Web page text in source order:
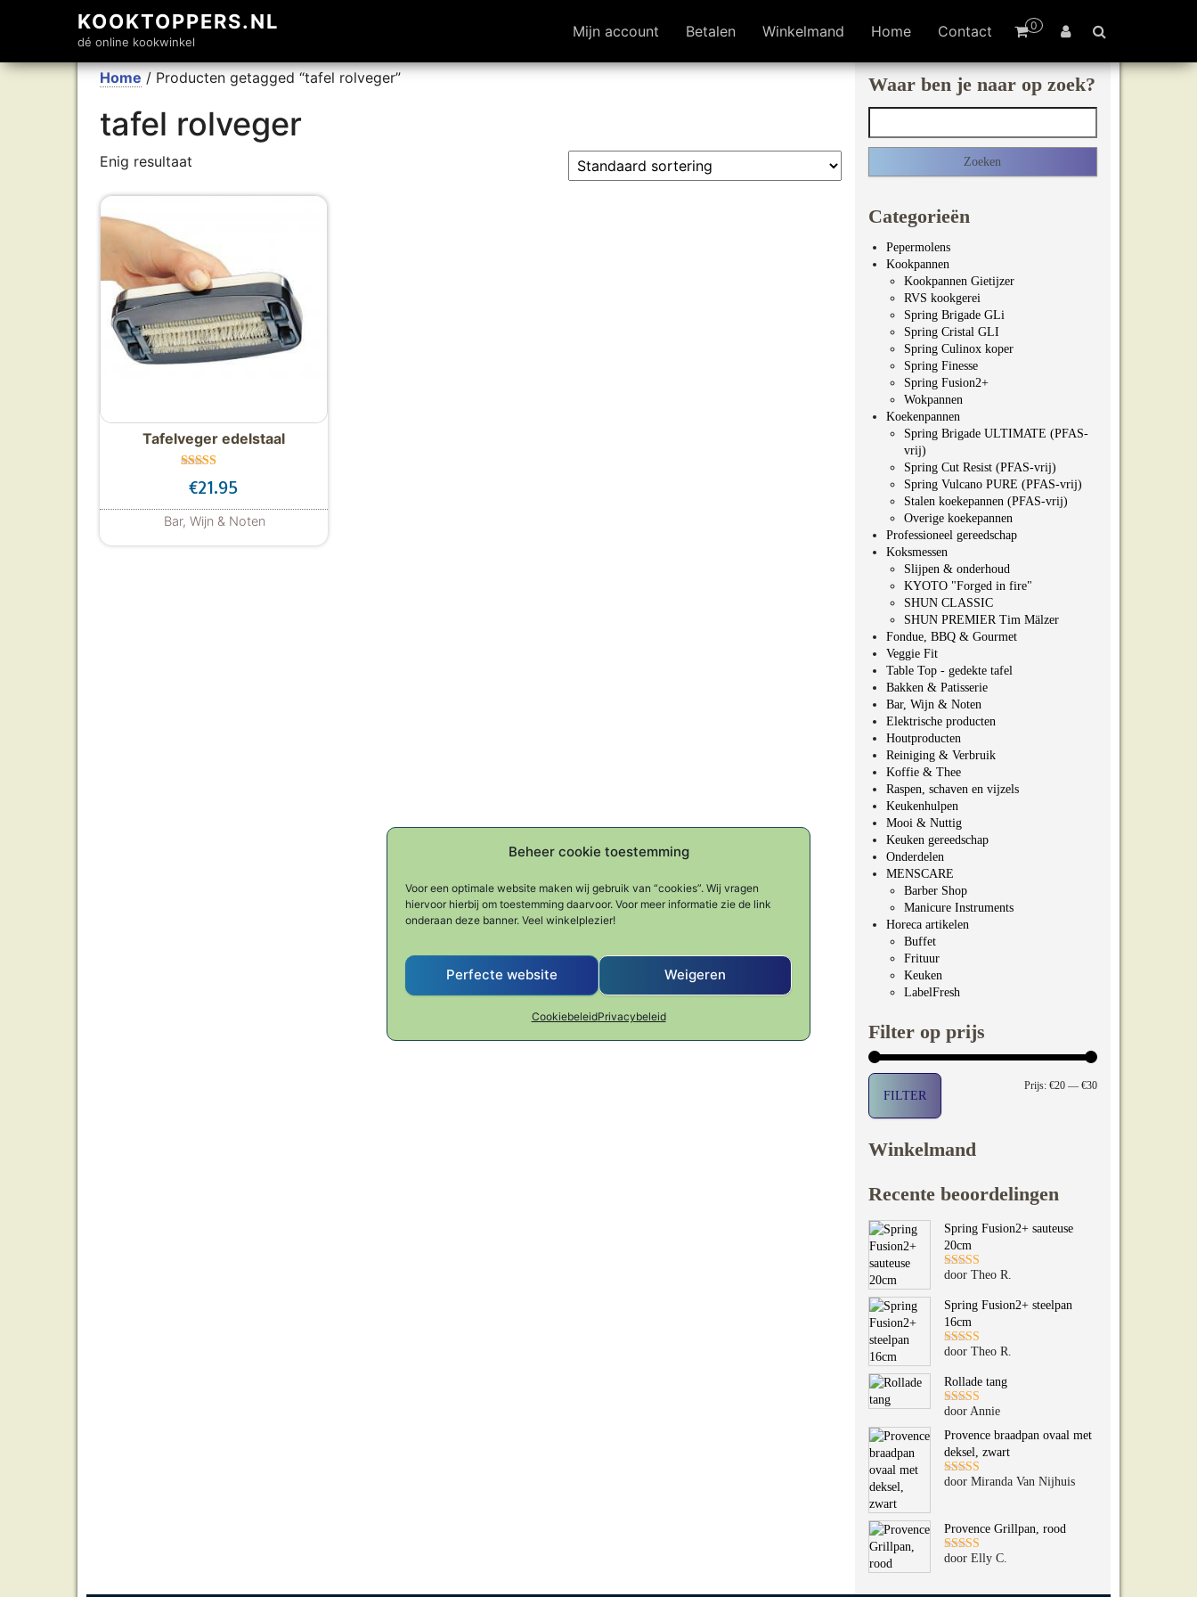
Beheer cookie toestemming
Voor een optimale website maken wij gebruik van “cookies”. Wij vragen
hiervoor hierbij om toestemming daarvoor. Voor meer informatie zie de link
onderaan deze banner. Veel winkelplezier!
Perfecte website Weigeren
CookiebeleidPrivacybeleid
KOOKTOPPERS.NL
dé online kookwinkel
0
Mijn account Betalen Winkelmand Home Contact
Home / Producten getagged “tafel rolveger”
tafel rolveger
Enig resultaat
Tafelveger edelstaal
Gewaardeer
d
uit 5
€21.95
Bar, Wijn & Noten
Waar ben je naar op zoek?
Categorieën
Pepermolens
Kookpannen
Kookpannen Gietijzer
RVS kookgerei
Spring Brigade GLi
Spring Cristal GLI
Spring Culinox koper
Spring Finesse
Spring Fusion2+
Wokpannen
Koekenpannen
Spring Brigade ULTIMATE (PFAS-
vrij)
Spring Cut Resist (PFAS-vrij)
Spring Vulcano PURE (PFAS-vrij)
Stalen koekepannen (PFAS-vrij)
Overige koekepannen
Professioneel gereedschap
Koksmessen
Slijpen & onderhoud
KYOTO "Forged in fire"
SHUN CLASSIC
SHUN PREMIER Tim Mälzer
Fondue, BBQ & Gourmet
Veggie Fit
Table Top - gedekte tafel
Bakken & Patisserie
Bar, Wijn & Noten
Elektrische producten
Houtproducten
Reiniging & Verbruik
Koffie & Thee
Raspen, schaven en vijzels
Keukenhulpen
Mooi & Nuttig
Keuken gereedschap
Onderdelen
MENSCARE
Barber Shop
Manicure Instruments
Horeca artikelen
Buffet
Frituur
Keuken
LabelFresh
Filter op prijs
Min. prijs
Max. prijs
FILTER
Prijs: €20 — €30
Winkelmand
Recente beoordelingen
Spring Fusion2+ sauteuse
20cm
Gewaardeerd
door Theo R.
Spring Fusion2+ steelpan
16cm
Gewaardeerd
door Theo R.
Rollade tang
Gewaardeerd
5uit 5
door Annie
Provence braadpan ovaal met
deksel, zwart
Gewaardeerd
door Miranda Van Nijhuis
Provence Grillpan, rood
Gewaardeerd
door Elly C.